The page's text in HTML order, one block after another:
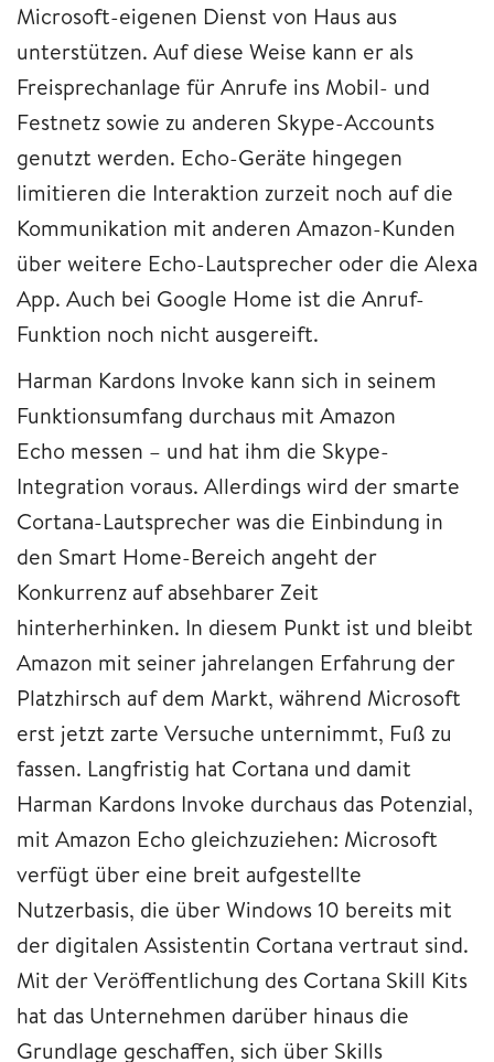
Microsoft-eigenen Dienst von Haus aus
unterstützen. Auf diese Weise kann er als
Freisprechanlage für Anrufe ins Mobil- und
Festnetz sowie zu anderen Skype-Accounts
genutzt werden. Echo-Geräte hingegen
limitieren die Interaktion zurzeit noch auf die
Kommunikation mit anderen Amazon-Kunden
über weitere Echo-Lautsprecher oder die Alexa
App. Auch bei Google Home ist die Anruf-
Funktion noch nicht ausgereift.
Harman Kardons Invoke kann sich in seinem
Funktionsumfang durchaus mit Amazon
Echo messen – und hat ihm die Skype-
Integration voraus. Allerdings wird der smarte
Cortana-Lautsprecher was die Einbindung in
den Smart Home-Bereich angeht der
Konkurrenz auf absehbarer Zeit
hinterherhinken. In diesem Punkt ist und bleibt
Amazon mit seiner jahrelangen Erfahrung der
Platzhirsch auf dem Markt, während Microsoft
erst jetzt zarte Versuche unternimmt, Fuß zu
fassen. Langfristig hat Cortana und damit
Harman Kardons Invoke durchaus das Potenzial,
mit Amazon Echo gleichzuziehen: Microsoft
verfügt über eine breit aufgestellte
Nutzerbasis, die über Windows 10 bereits mit
der digitalen Assistentin Cortana vertraut sind.
Mit der Veröffentlichung des Cortana Skill Kits
hat das Unternehmen darüber hinaus die
Grundlage geschaffen, sich über Skills